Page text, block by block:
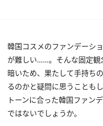
韓国コスメのファンデーシ
が難しい……。そんな固定観
暗いため、果たして手持ち
るのかと疑問に思うことも
トーンに合った韓国ファン
ではないでしょうか。